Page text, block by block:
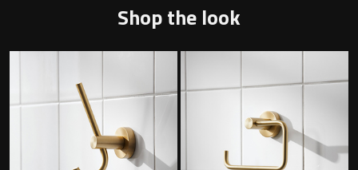
Sminkspeglar
Speglar utan belysning
Shop the look